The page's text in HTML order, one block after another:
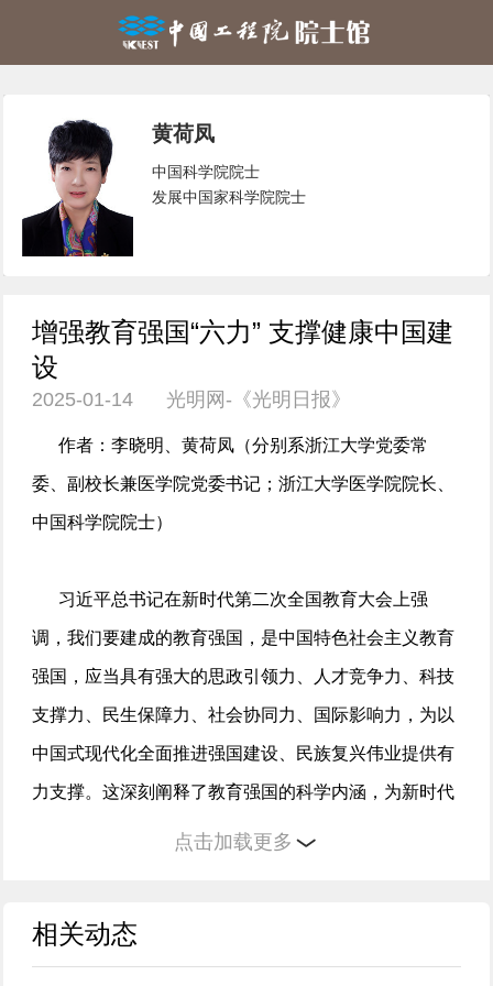
黄荷凤
中国科学院院士
发展中国家科学院院士
增强教育强国“六力” 支撑健康中国建
设
2025-01-14 光明网-《光明日报》
作者：李晓明、黄荷凤（分别系浙江大学党委常
委、副校长兼医学院党委书记；浙江大学医学院院长、
中国科学院院士）
习近平总书记在新时代第二次全国教育大会上强
调，我们要建成的教育强国，是中国特色社会主义教育
强国，应当具有强大的思政引领力、人才竞争力、科技
支撑力、民生保障力、社会协同力、国际影响力，为以
中国式现代化全面推进强国建设、民族复兴伟业提供有
力支撑。这深刻阐释了教育强国的科学内涵，为新时代
教育改革发展提供了科学指引。以教育强国“六力”为目
制一体改革的核心关键，也是建设教育强国和健康中国
点击加载更多
相关动态